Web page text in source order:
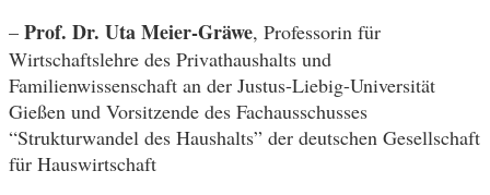
– Prof. Dr. Uta Meier-Gräwe, Professorin für
Wirtschaftslehre des Privathaushalts und
Familienwissenschaft an der Justus-Liebig-Universität
Gießen und Vorsitzende des Fachausschusses
“Strukturwandel des Haushalts” der deutschen Gesellschaft
für Hauswirtschaft